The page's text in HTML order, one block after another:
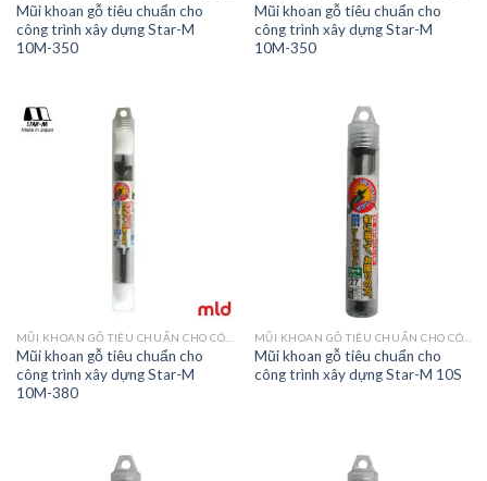
Mũi khoan gỗ tiêu chuẩn cho
công trình xây dựng Star-M
10M-350
Mũi khoan gỗ tiêu chuẩn cho
công trình xây dựng Star-M
10M-350
MŨI KHOAN GỖ TIÊU CHUẨN CHO CÔNG TRÌNH XÂY DỰNG STAR-M 10
Mũi khoan gỗ tiêu chuẩn cho
công trình xây dựng Star-M
10M-380
MŨI KHOAN GỖ TIÊU CHUẨN CHO CÔNG TRÌNH XÂY DỰNG STAR-M 10
Mũi khoan gỗ tiêu chuẩn cho
công trình xây dựng Star-M 10S